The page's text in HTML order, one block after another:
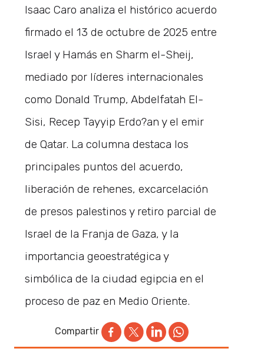
Isaac Caro analiza el histórico acuerdo
firmado el 13 de octubre de 2025 entre
Israel y Hamás en Sharm el-Sheij,
mediado por líderes internacionales
como Donald Trump, Abdelfatah El-
Sisi, Recep Tayyip Erdo?an y el emir
de Qatar. La columna destaca los
principales puntos del acuerdo,
liberación de rehenes, excarcelación
de presos palestinos y retiro parcial de
Israel de la Franja de Gaza, y la
importancia geoestratégica y
simbólica de la ciudad egipcia en el
proceso de paz en Medio Oriente.
Compartir